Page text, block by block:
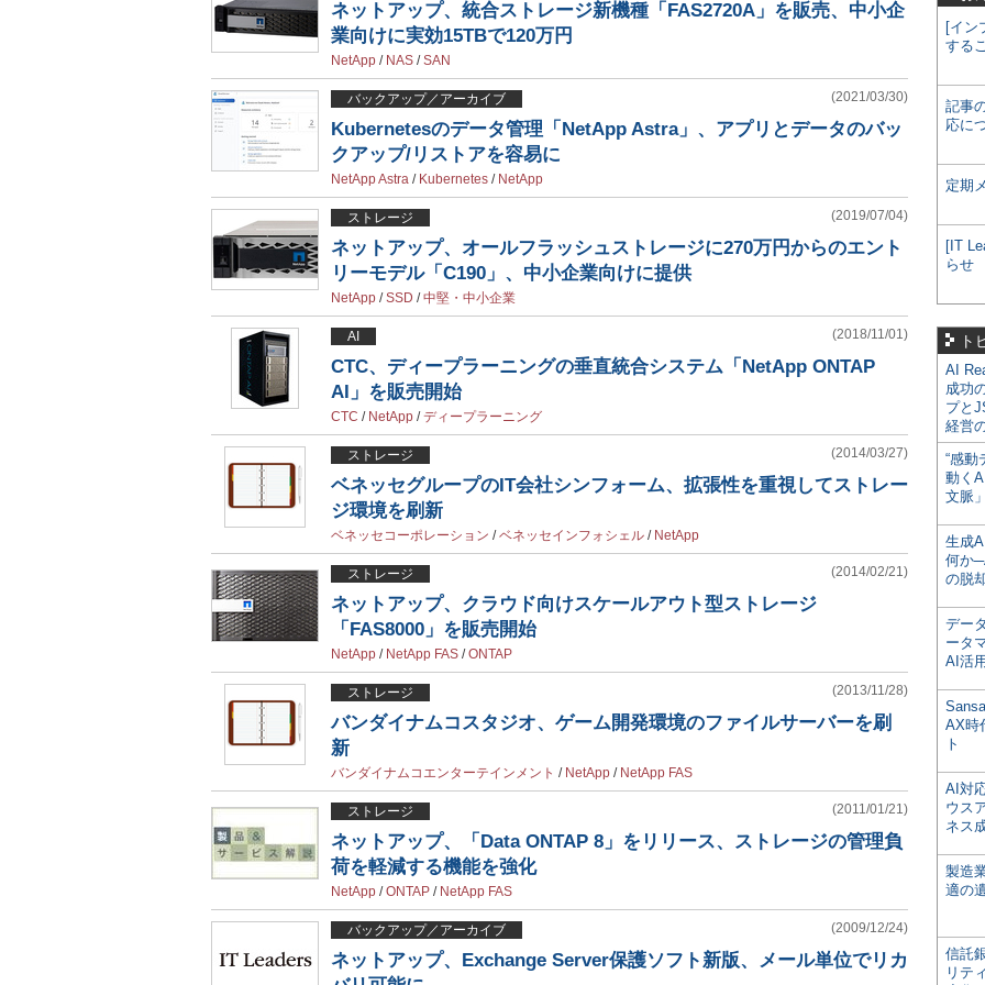
ネットアップ、統合ストレージ新機種「FAS2720A」を販売、中小企
業向けに実効15TBで120万円
NetApp / NAS /SAN
バックアップ／アーカイブ (2021/03/30)
Kubernetesのデータ管理「NetApp Astra」、アプリとデータのバッ
クアップ/リストアを容易に
NetApp Astra / Kubernetes / NetApp
ストレージ (2019/07/04)
ネットアップ、オールフラッシュストレージに270万円からのエント
リーモデル「C190」、中小企業向けに提供
NetApp /SSD /中堅・中小企業
AI (2018/11/01)
CTC、ディープラーニングの垂直統合システム「NetApp ONTAP
AI」を販売開始
CTC / NetApp /ディープラーニング
ストレージ (2014/03/27)
ベネッセグループのIT会社シンフォーム、拡張性を重視してストレー
ジ環境を刷新
ベネッセコーポレーション /ベネッセインフォシェル / NetApp
ストレージ (2014/02/21)
ネットアップ、クラウド向けスケールアウト型ストレージ
「FAS8000」を販売開始
NetApp / NetApp FAS /ONTAP
ストレージ (2013/11/28)
バンダイナムコスタジオ、ゲーム開発環境のファイルサーバーを刷
新
バンダイナムコエンターテインメント / NetApp / NetApp FAS
ストレージ (2011/01/21)
ネットアップ、「Data ONTAP 8」をリリース、ストレージの管理負
荷を軽減する機能を強化
NetApp /ONTAP / NetApp FAS
バックアップ／アーカイブ (2009/12/24)
ネットアップ、Exchange Server保護ソフト新版、メール単位でリカ
[イン
する
記事
応に
定期
[IT
らせ
ト
AI
成功
プと
経営
“感動
動く
文脈
生成
何か
の脱
デー
ータ
AI活
AX時
ト
AI対
ウス
ネス
製造
適の
信託
リテ